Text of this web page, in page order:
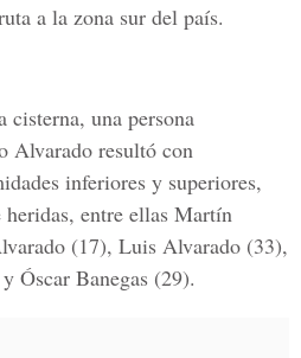
a la zona sur del país.
cisterna, una persona
Alvarado resultó con
inferiores y superiores,
heridas, entre ellas Martín
(17), Luis Alvarado (33),
Óscar Banegas (29).